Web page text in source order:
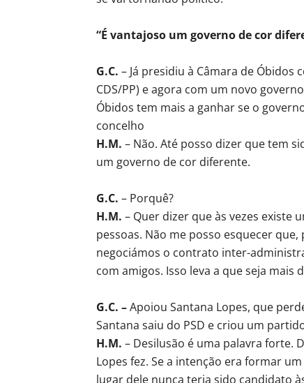
“É vantajoso um governo de cor
G.C. – Já presidiu à Câmara de
CDS/PP) e agora com um novo
Óbidos tem mais a ganhar se o
concelho
H.M. – Não. Até posso dizer que tem
um governo de cor diferente.
G.C. – Porquê?
H.M. – Quer dizer que às vezes existe
pessoas. Não me posso esquecer
negociámos o contrato inter-
com amigos. Isso leva a que seja mais
G.C. –Apoiou Santana Lopes, que
Santana saiu do PSD e criou um
H.M. – Desilusão é uma palavra forte.
Lopes fez. Se a intenção era formar
lugar dele nunca teria sido candidato